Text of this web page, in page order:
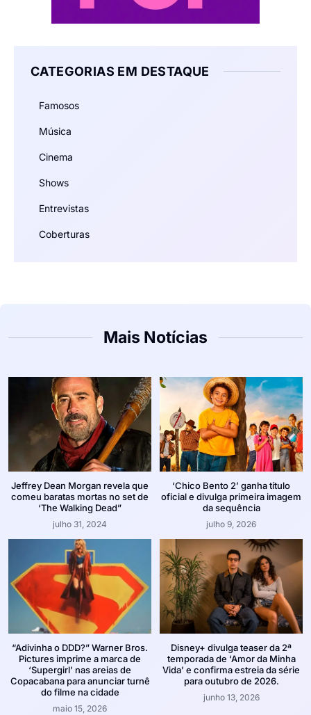
CATEGORIAS EM DESTAQUE
Famosos
Música
Cinema
Shows
Entrevistas
Coberturas
Mais Notícias
Jeffrey Dean Morgan revela que
comeu baratas mortas no set de
‘The Walking Dead”
julho 31, 2024
‘Chico Bento 2’ ganha título
oficial e divulga primeira imagem
da sequência
julho 9, 2026
“Adivinha o DDD?” Warner Bros.
Pictures imprime a marca de
‘Supergirl’ nas areias de
Copacabana para anunciar turnê
do filme na cidade
maio 15, 2026
Disney+ divulga teaser da 2ª
temporada de ‘Amor da Minha
Vida’ e confirma estreia da série
para outubro de 2026.
junho 13, 2026